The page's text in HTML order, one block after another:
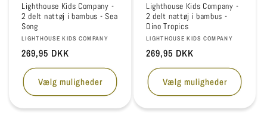
Lighthouse Kids Company -
2 delt nattøj i bambus - Sea
Song
Forhandler:
LIGHTHOUSE KIDS COMPANY
Normalpris
269,95 DKK
Vælg muligheder
Lighthouse Kids Company -
2 delt nattøj i bambus -
Dino Tropics
Forhandler:
LIGHTHOUSE KIDS COMPANY
Normalpris
269,95 DKK
Vælg muligheder